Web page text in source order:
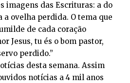
imagens das Escrituras: a do
a ovelha perdida. O tema que
de cada coração
Jesus, tu és o bom pastor,
perdido.”
desta semana. Assim
notícias a 4 mil anos